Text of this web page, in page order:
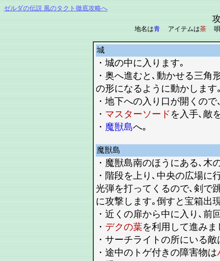
ゼルダの伝説 風のタクト徹底攻略へ
地名は青 アイテムは茶 唄
城
・城の中に入ります｡
・奥へ進むと､動かせる三角
の形になるように動かします
・地下への入り口が開くの
・ マスターソードを入手､敵
・ 魔獣島へ｡
魔獣島
・魔獣島南のほうにある､木
・階段を上り､中央の広場に
光弾を打ってくるので､剣で
に攻撃します｡倒すと宝箱出
・近くの扉から中に入り､前
・ デクの葉を利用して進みま
・サーチライトの所にいる
・途中のトゲ付きの障害物は